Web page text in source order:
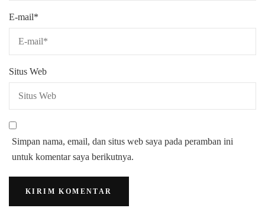
E-mail*
Situs Web
Simpan nama, email, dan situs web saya pada peramban ini
untuk komentar saya berikutnya.